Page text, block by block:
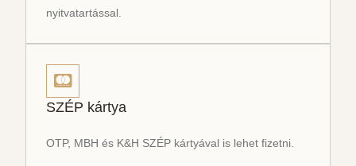
nyitvatartással.
SZÉP kártya
OTP, MBH és K&H SZÉP kártyával is lehet fizetni.